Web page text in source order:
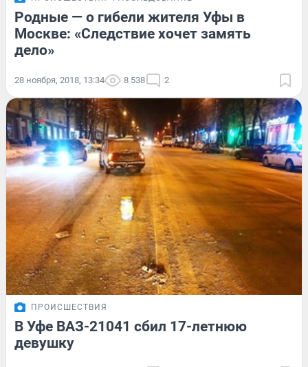
Родные — о гибели жителя Уфы в
Москве: «Следствие хочет замять
дело»
28 ноября, 2018, 13:34 8 538 2
ПРОИСШЕСТВИЯ
В Уфе ВАЗ-21041 сбил 17-летнюю
девушку